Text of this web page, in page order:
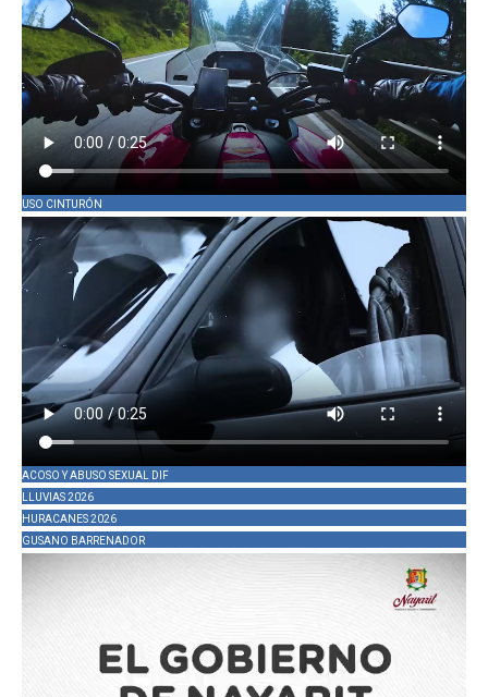
USO CINTURÓN
ACOSO Y ABUSO SEXUAL DIF
LLUVIAS 2026
HURACANES 2026
GUSANO BARRENADOR